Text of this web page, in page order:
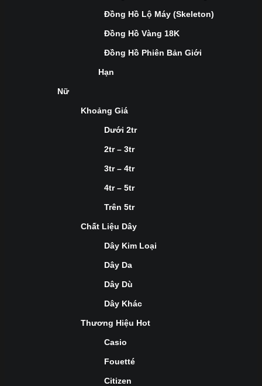
Đồng Hồ Lộ Máy (Skeleton)
Đồng Hồ Vàng 18K
Đồng Hồ Phiên Bản Giới
Hạn
Nữ
Khoảng Giá
Dưới 2tr
2tr – 3tr
3tr – 4tr
4tr – 5tr
Trên 5tr
Chất Liệu Dây
Dây Kim Loại
Dây Da
Dây Dù
Dây Khác
Thương Hiệu Hot
Casio
Fouetté
Citizen